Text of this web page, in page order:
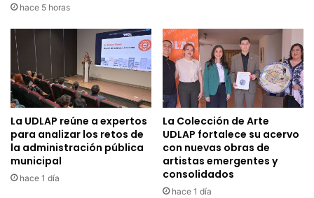
hace 5 horas
La UDLAP reúne a expertos
para analizar los retos de
la administración pública
municipal
hace 1 día
La Colección de Arte
UDLAP fortalece su acervo
con nuevas obras de
artistas emergentes y
consolidados
hace 1 día